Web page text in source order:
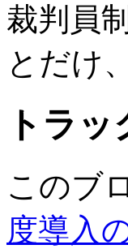
裁判員
とだけ
トラ
このブ
度導入